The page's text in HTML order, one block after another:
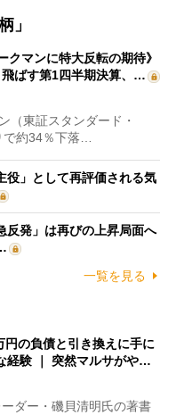
」
クマンに特大反転の期待》
ばす第1四半期決算、…
東証スタンダード・
で約34％下落…
役」として再評価される気
反発」は再びの上昇局面へ
一覧を見る
円の負債と引き換えに手に
経験 ｜ 突然マルサがや…
ダー・磯貝清明氏の著書